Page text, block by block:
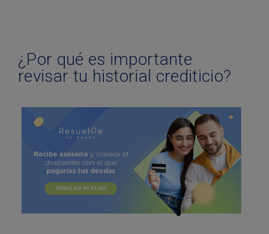
¿Por qué es importante
revisar tu historial crediticio?